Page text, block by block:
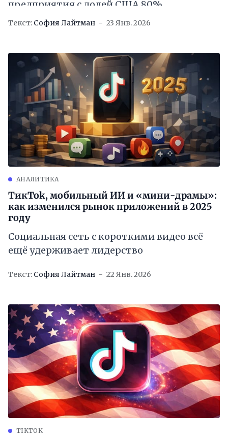
предприятия с долей США 80%
Текст: София Лайтман 23 Янв. 2026
АНАЛИТИКА
ТикTok, мобильный ИИ и «мини-драмы»:
как изменился рынок приложений в 2025
году
Социальная сеть с короткими видео всё
ещё удерживает лидерство
Текст: София Лайтман 22 Янв. 2026
TIKTOK